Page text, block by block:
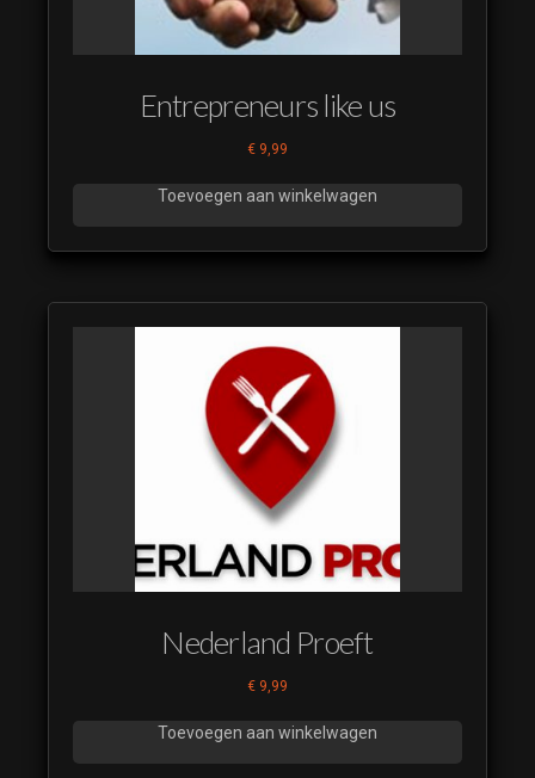
Entrepreneurs like us
€ 9,99
Toevoegen aan winkelwagen
Nederland Proeft
€ 9,99
Toevoegen aan winkelwagen